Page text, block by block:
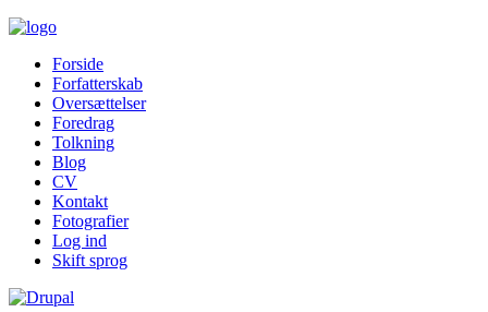
Forside
Forfatterskab
Oversættelser
Foredrag
Tolkning
Blog
CV
Kontakt
Fotografier
Log ind
Skift sprog